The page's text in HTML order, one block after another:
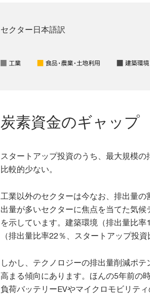
セクター日本語訳
炭素資金のギャップ
スタートアップ投資のうち、最大規模
比較的少ない。
工業以外のセクターは今なお、排出量
出量が多いセクターに焦点を当てた気
を示しています。建築環境（排出量比
（排出量比率22％、スタートアップ投
しかし、テクノロジーの排出量削減ポ
高まる傾向にあります。ほんの5年前の
負荷バッテリーEVやマイクロモビリテ